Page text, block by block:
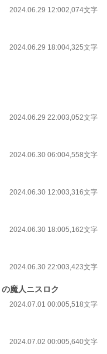
2024.06.29 12:002,074文字
2024.06.29 18:004,325文字
2024.06.29 22:003,052文字
2024.06.30 06:004,558文字
2024.06.30 12:003,316文字
2024.06.30 18:005,162文字
2024.06.30 22:003,423文字
魔人ニスロク
2024.07.01 00:005,518文字
2024.07.02 00:005,640文字